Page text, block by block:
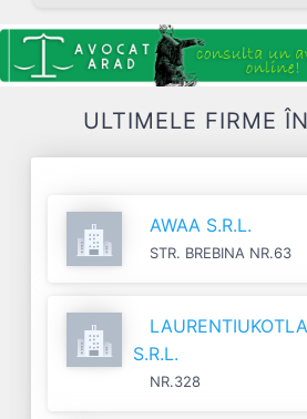
ULTIMELE FIRME
AWAA S.R.L.
STR. BREBINA NR.63
S.R.L.
NR.328